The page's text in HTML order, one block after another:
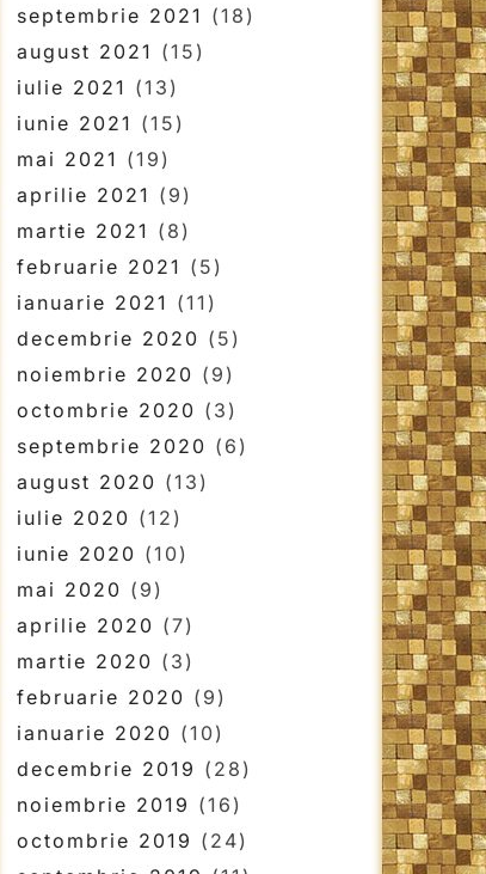
septembrie 2021 (18)
august 2021 (15)
iulie 2021 (13)
iunie 2021 (15)
mai 2021 (19)
aprilie 2021 (9)
martie 2021 (8)
februarie 2021 (5)
ianuarie 2021 (11)
decembrie 2020 (5)
noiembrie 2020 (9)
octombrie 2020 (3)
septembrie 2020 (6)
august 2020 (13)
iulie 2020 (12)
iunie 2020 (10)
mai 2020 (9)
aprilie 2020 (7)
martie 2020 (3)
februarie 2020 (9)
ianuarie 2020 (10)
decembrie 2019 (28)
noiembrie 2019 (16)
octombrie 2019 (24)